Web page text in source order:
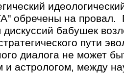
обречены на
дискуссий бабушек
пути
диалога не
и астрологом, между